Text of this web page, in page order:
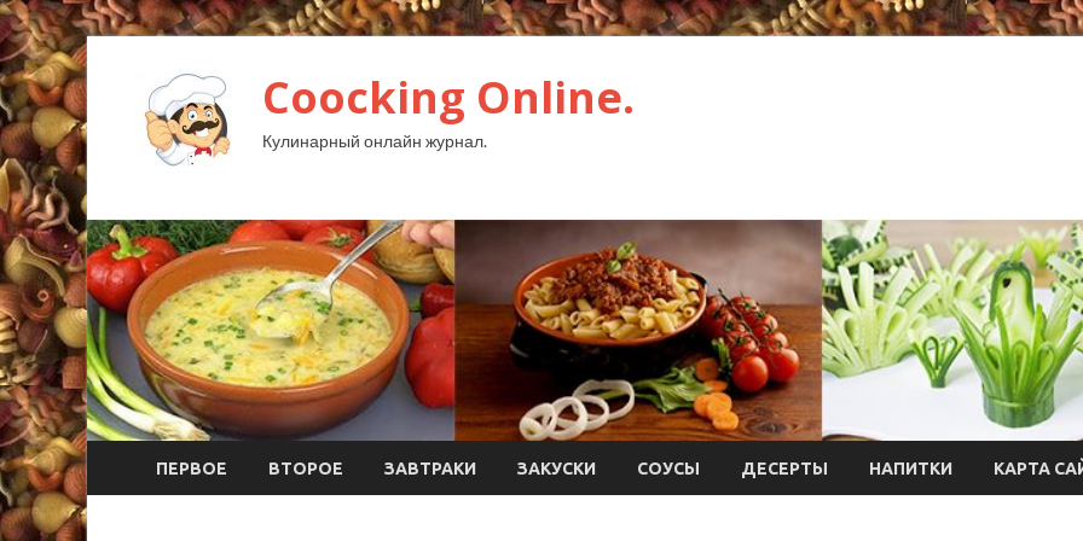
Coocking Online.
Кулинарный онлайн журнал.
ПЕРВОЕ ВТОРОЕ ЗАВТРАКИ ЗАКУСКИ СОУСЫ ДЕСЕРТЫ НАПИТКИ КАРТА